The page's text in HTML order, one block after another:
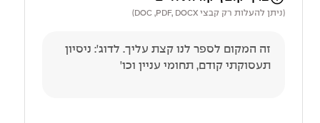
(ניתן להעלות רק קבצי DOC ,PDF, DOCX)